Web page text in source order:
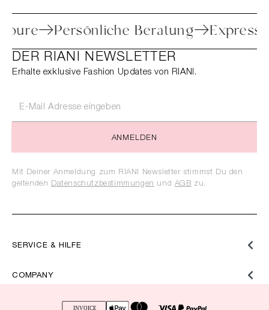
Retoure Persönliche Beratung
SERVICE & HILFE
COMPANY
DER RIANI NEWSLETTER
Erhalte exklusive Fashion Updates von RIANI.
ANMELDEN
Mit Deiner Anmeldung zum RIANI Newsletter stimmst Du den
geltenden Datenschutzbestimmungen und AGB zu.